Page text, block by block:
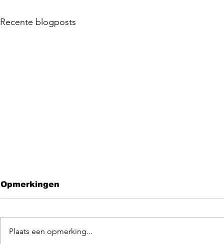
Recente blogposts
Opmerkingen
Plaats een opmerking...